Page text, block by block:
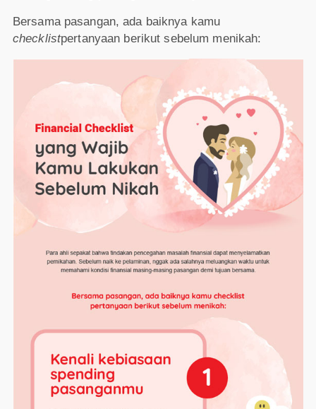
Bersama pasangan, ada baiknya kamu
checklistpertanyaan berikut sebelum menikah: